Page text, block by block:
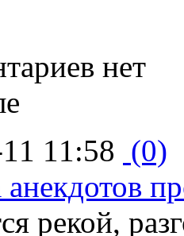
нет
11:58 (0)
анекдотов
рекой,